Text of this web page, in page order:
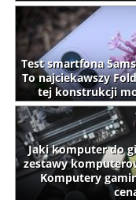
Test smartfona
To najciekawszy
tej konstrukcji
Jaki komputer do
zestawy
Komputery